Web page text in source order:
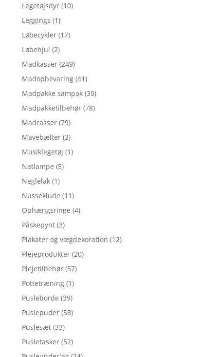
Legetøjsdyr (10)
Leggings (1)
Løbecykler (17)
Løbehjul (2)
Madkasser (249)
Madopbevaring (41)
Madpakke sampak (30)
Madpakketilbehør (78)
Madrasser (79)
Mavebælter (3)
Musiklegetøj (1)
Natlampe (5)
Neglelak (1)
Nusseklude (11)
Ophængsringe (4)
Påskepynt (3)
Plakater og vægdekoration (12)
Plejeprodukter (20)
Plejetilbehør (57)
Pottetræning (1)
Pusleborde (39)
Puslepuder (58)
Puslesæt (33)
Pusletasker (52)